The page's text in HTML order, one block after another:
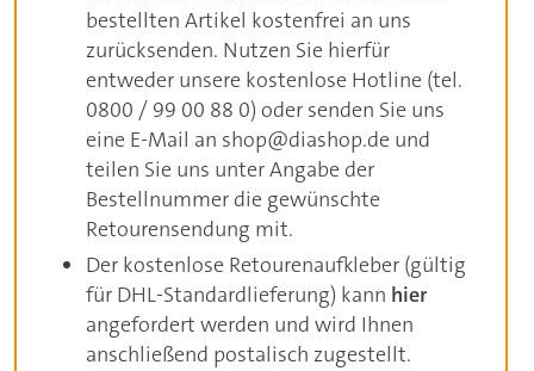
bestellten Artikel kostenfrei an uns
zurücksenden. Nutzen Sie hierfür
entweder unsere kostenlose Hotline (tel.
0800 / 99 00 88 0) oder senden Sie uns
eine E-Mail an shop@diashop.de und
teilen Sie uns unter Angabe der
Bestellnummer die gewünschte
Retourensendung mit.
Der kostenlose Retourenaufkleber (gültig
für DHL-Standardlieferung) kann hier
angefordert werden und wird Ihnen
anschließend postalisch zugestellt.